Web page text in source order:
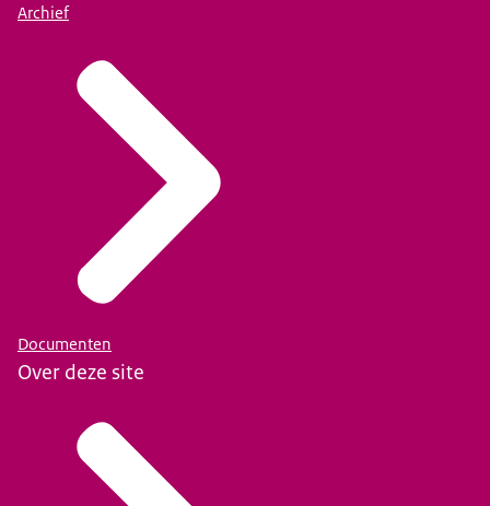
Archief
Documenten
Over deze site